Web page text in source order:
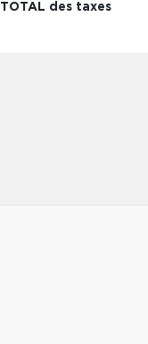
TOTAL des taxes